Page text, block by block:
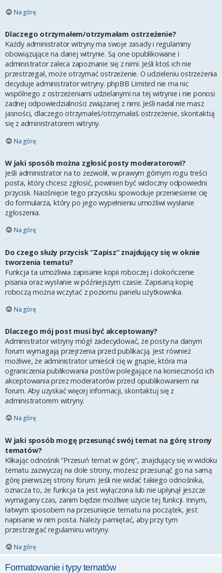
Na górę
Dlaczego otrzymałem/otrzymałam ostrzeżenie?
Każdy administrator witryny ma swoje zasady i regulaminy
obowiązujące na danej witrynie. Są one opublikowane i
administrator zaleca zapoznanie się z nimi. Jeśli ktoś ich nie
przestrzegał, może otrzymać ostrzeżenie. O udzieleniu ostrzeżenia
decyduje administrator witryny. phpBB Limited nie ma nic
wspólnego z ostrzeżeniami udzielanymi na tej witrynie i nie ponosi
żadnej odpowiedzialności związanej z nimi. Jeśli nadal nie masz
jasności, dlaczego otrzymałeś/otrzymałaś ostrzeżenie, skontaktuj
się z administratorem witryny.
Na górę
W jaki sposób można zgłosić posty moderatorowi?
Jeśli administrator na to zezwolił, w prawym górnym rogu treści
posta, który chcesz zgłosić, powinien być widoczny odpowiedni
przycisk. Naciśnięcie tego przycisku spowoduje przeniesienie cię
do formularza, który po jego wypełnieniu umożliwi wysłanie
zgłoszenia.
Na górę
Do czego służy przycisk “Zapisz” znajdujący się w oknie
tworzenia tematu?
Funkcja ta umożliwia zapisanie kopii roboczej i dokończenie
pisania oraz wysłanie w późniejszym czasie. Zapisaną kopię
roboczą można wczytać z poziomu panelu użytkownika.
Na górę
Dlaczego mój post musi być akceptowany?
Administrator witryny mógł zadecydować, że posty na danym
forum wymagają przejrzenia przed publikacją. Jest również
możliwe, że administrator umieścił cię w grupie, która ma
ograniczenia publikowania postów polegające na konieczności ich
akceptowania przez moderatorów przed opublikowaniem na
forum. Aby uzyskać więcej informacji, skontaktuj się z
administratorem witryny.
Na górę
W jaki sposób mogę przesunąć swój temat na górę strony
tematów?
Klikając odnośnik “Przesuń temat w górę”, znajdujący się w widoku
tematu zazwyczaj na dole strony, możesz przesunąć go na samą
górę pierwszej strony forum. Jeśli nie widać takiego odnośnika,
oznacza to, że funkcja ta jest wyłączona lub nie upłynął jeszcze
wymagany czas, zanim będzie możliwe użycie tej funkcji. Innym,
łatwym sposobem na przesunięcie tematu na początek, jest
napisanie w nim posta. Należy pamiętać, aby przy tym
przestrzegać regulaminu witryny.
Na górę
Formatowanie i typy tematów